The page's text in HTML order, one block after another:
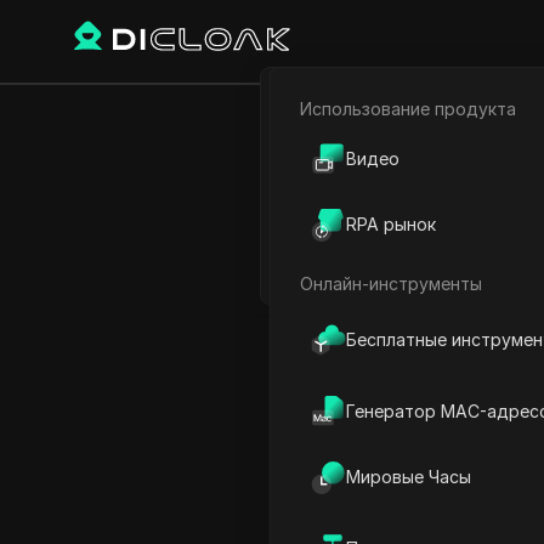
Электронная коммерция
Использование продукта
Видео
RPA рынок
Онлайн-инструменты
Бесплатные
Генератор MAC-
Мировые Часы
Twitter -
Play Video:Twitter -